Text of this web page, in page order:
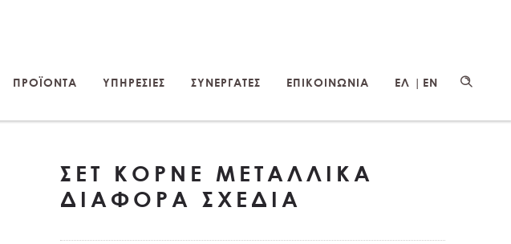
ΠΡΟΪΟΝΤΑ ΥΠΗΡΕΣΙΕΣ ΣΥΝΕΡΓΑΤΕΣ ΕΠΙΚΟΙΝΩΝΙΑ ΕΛ | EN
ΣΕΤ ΚΟΡΝΕ ΜΕΤΑΛΛΙΚΑ
ΔΙΑΦΟΡΑ ΣΧΕΔΙΑ